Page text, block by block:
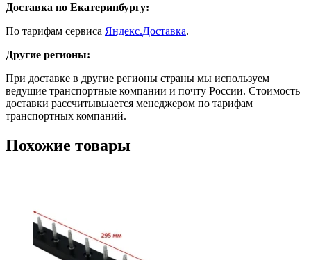
Доставка по Екатеринбургу:
По тарифам сервиса Яндекс.Доставка.
Другие регионы:
При доставке в другие регионы страны мы используем
ведущие транспортные компании и почту России. Стоимость
доставки рассчитывыается менеджером по тарифам
транспортных компаний.
Похожие товары